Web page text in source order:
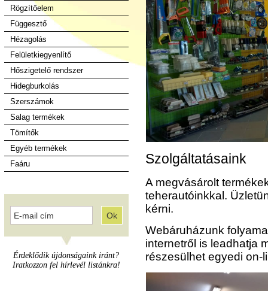
Rögzítőelem
Függesztő
Hézagolás
Felületkiegyenlítő
Hőszigetelő rendszer
Hidegburkolás
Szerszámok
Salag termékek
Tömítők
Egyéb termékek
Faáru
Érdeklődik újdonságaink iránt?
Iratkozzon fel hírlevél listánkra!
Szolgáltatásaink
A megvásárolt
teherautóinkkal.
kérni.
Webáruházunk
internetről is leadhatja
részesülhet egyedi on-